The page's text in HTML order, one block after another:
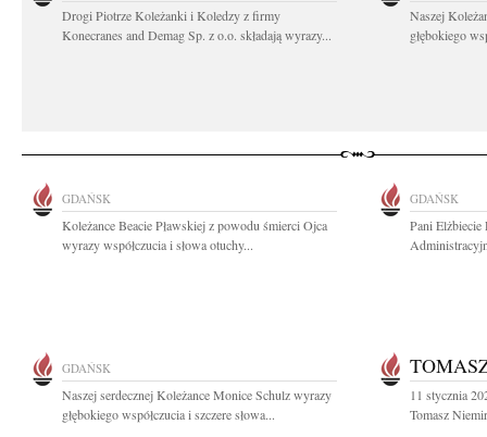
Drogi Piotrze Koleżanki i Koledzy z firmy
Konecranes and Demag Sp. z o.o. składają wyrazy...
Naszej
głębokiego
GDAŃSK
Koleżance Beacie Pławskiej z powodu śmierci Ojca
wyrazy współczucia i słowa otuchy...
GDAŃSK
Pani Elżbiecie
GDAŃSK
Naszej serdecznej Koleżance Monice Schulz wyrazy
głębokiego współczucia i szczere słowa...
11 stycznia
Tomasz